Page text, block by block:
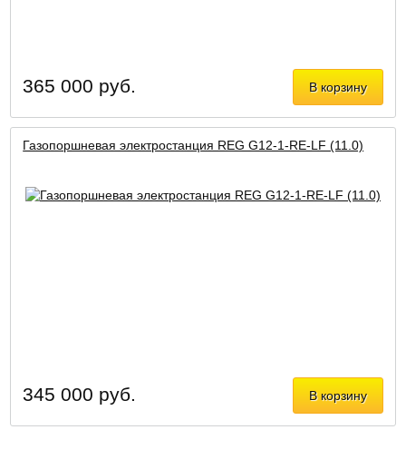
В корзину
365 000 руб.
Газопоршневая электростанция REG G12-1-RE-LF (11.0)
В корзину
345 000 руб.